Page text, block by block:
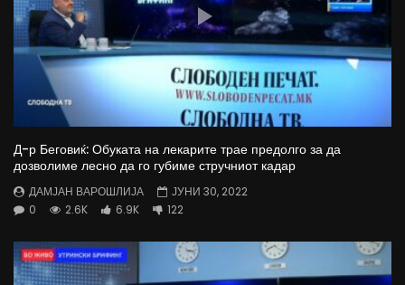
Д-р Беговиќ: Обуката на лекарите трае предолго за да
дозволиме лесно да го губиме стручниот кадар
ДАМЈАН ВАРОШЛИЈА
ЈУНИ 30, 2022
0
2.6K 6.9K 122